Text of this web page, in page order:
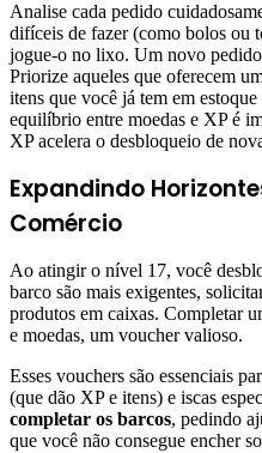
Analise cada pedido
difíceis de fazer (como bolos ou
jogue-o no lixo. Um novo
Priorize aqueles que oferecem
itens que você já tem em
equilíbrio entre moedas e XP é
XP acelera o desbloqueio de
Expandindo
Comércio
Ao atingir o nível 17, você
barco são mais exigentes,
produtos em caixas. Completar
e moedas, um voucher valioso.
Esses vouchers são essenciais
(que dão XP e itens) e iscas
completar os barcos, pedindo
que você não consegue encher